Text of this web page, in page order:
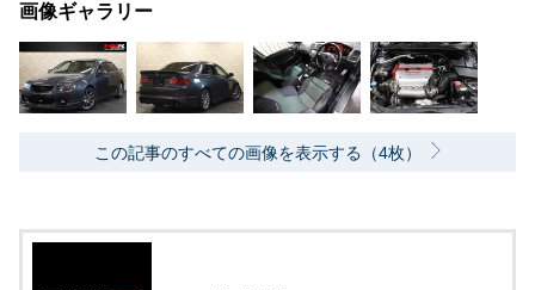
画像ギャラリー
この記事のすべての画像を表示する（4枚）